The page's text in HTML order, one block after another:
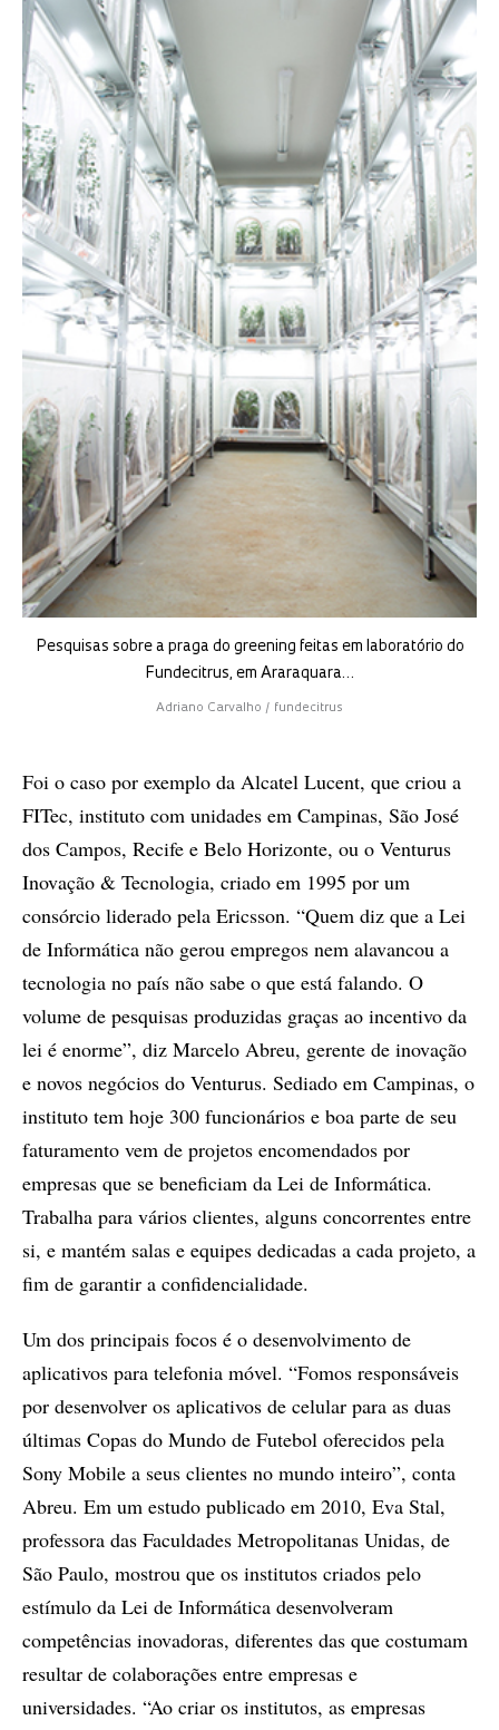
Pesquisas sobre a praga do greening feitas em laboratório do
Fundecitrus, em Araraquara…
Adriano Carvalho / fundecitrus
Foi o caso por exemplo da Alcatel Lucent, que criou a
FITec, instituto com unidades em Campinas, São José
dos Campos, Recife e Belo Horizonte, ou o Venturus
Inovação & Tecnologia, criado em 1995 por um
consórcio liderado pela Ericsson. “Quem diz que a Lei
de Informática não gerou empregos nem alavancou a
tecnologia no país não sabe o que está falando. O
volume de pesquisas produzidas graças ao incentivo da
lei é enorme”, diz Marcelo Abreu, gerente de inovação
e novos negócios do Venturus. Sediado em Campinas, o
instituto tem hoje 300 funcionários e boa parte de seu
faturamento vem de projetos encomendados por
empresas que se beneficiam da Lei de Informática.
Trabalha para vários clientes, alguns concorrentes entre
si, e mantém salas e equipes dedicadas a cada projeto, a
fim de garantir a confidencialidade.
Um dos principais focos é o desenvolvimento de
aplicativos para telefonia móvel. “Fomos responsáveis
por desenvolver os aplicativos de celular para as duas
últimas Copas do Mundo de Futebol oferecidos pela
Sony Mobile a seus clientes no mundo inteiro”, conta
Abreu. Em um estudo publicado em 2010, Eva Stal,
professora das Faculdades Metropolitanas Unidas, de
São Paulo, mostrou que os institutos criados pelo
estímulo da Lei de Informática desenvolveram
competências inovadoras, diferentes das que costumam
resultar de colaborações entre empresas e
universidades. “Ao criar os institutos, as empresas